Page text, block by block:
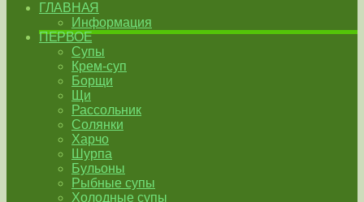
ГЛАВНАЯ
Информация
ПЕРВОЕ
Супы
Крем-суп
Борщи
Щи
Рассольник
Солянки
Харчо
Шурпа
Бульоны
Рыбные супы
Холодные супы